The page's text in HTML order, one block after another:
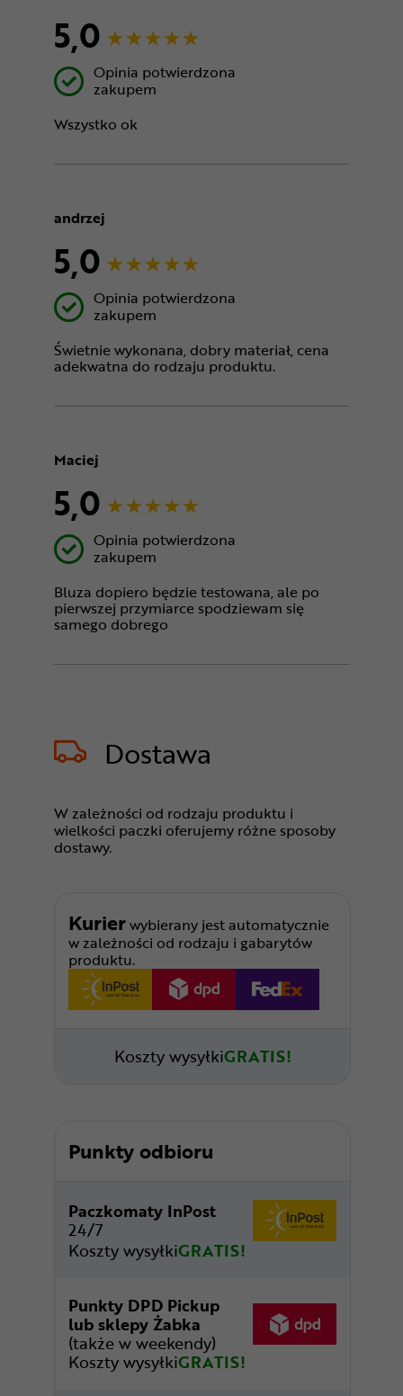
5,0
Opinia potwierdzona
zakupem
Wszystko ok
andrzej
5,0
Opinia potwierdzona
zakupem
Świetnie wykonana, dobry materiał, cena
adekwatna do rodzaju produktu.
Maciej
5,0
Opinia potwierdzona
zakupem
Bluza dopiero będzie testowana, ale po
pierwszej przymiarce spodziewam się
samego dobrego
Dostawa
W zależności od rodzaju produktu i
wielkości paczki oferujemy różne sposoby
dostawy.
Kurierwybierany jest automatycznie
w zależności od rodzaju i gabarytów
produktu.
Koszty wysyłkiGRATIS!
Punkty odbioru
Paczkomaty InPost
24/7
Koszty wysyłkiGRATIS!
Punkty DPD Pickup
lub sklepy Żabka
(także w weekendy)
Koszty wysyłkiGRATIS!